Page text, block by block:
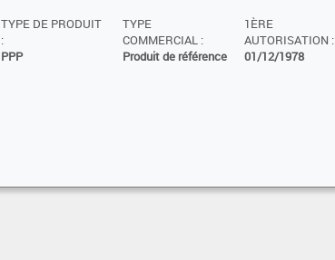
TYPE DE PRODUIT
:
PPP
TYPE
COMMERCIAL :
Produit de référence
1ÈRE
AUTORISATION :
01/12/1978